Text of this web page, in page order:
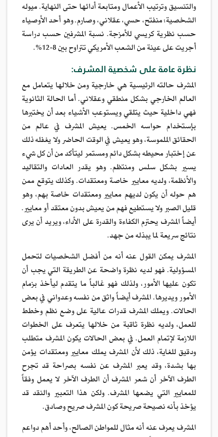
والتنسيق وترتيب الأعمال ومتابعة أدائها حتى النهاية. ميوله
الشخصية: منفتح، حسي، عقلاني، وصارم. وهو أحد الأوصياء
حسب نظرية كريسي للأمزجة. نسبة المشرفين حسب دراسة
أجريت على عينة من الشعب الأمريكي تتراوح بين 8-12%.
نظرة عامة على شخصية المشرف:
المشرف حالته الرئيسية هي خارجية ومن خلالها يتعامل مع
العالم الخارجي بشكل منطقي وعقلاني. أما الحالة الثانوية
فهي داخلية حيث يتلقي ويستوعب الأشياء بعد أن يختبرها
بإستخدام حواسه الخمس. يعيش المشرف في عالم من
الحقائق الملموسة، وهو يعيش في الوقت الحاضر ولا يغفله ذلك
عن إختبار محيطه بشكل دائم ومستمر ليتأكد من أن كل شيء
يسير بشكل سلس ومنتظم. وهو يقدر العادات والتقاليد
والأنظمة، ولديه معايير خاصة ومعتقدات. وكذلك يتوقع ممن
هم حوله أن يكون لديهم معايير ومعتقدات خاصة بهم، وهو
قليل الصبر ولا يستطيع فهم من يعيش بدون معتقد أو معايير.
أيضاً المشرف يحترم الكفاءة والقدرة على الأداء، ويريد أن يرى
نتائج سريعة لما يبذله من جهد.
المشرف يمكن القول عنه أنه من أفضل الشخصيات لتحمل
المسؤولية. فهو لديه نظرة واضحة عن الطريقة التي يجب أن
تكون عليها الأمور، ولذلك فهو غالباً ما يتقدم ليأخذ بزمام
الأمور ويديرها. المشرف أيضاً واثق من نفسه وعدواني في بعض
الحالات. ويملك المشرف قدرات عالية على وضع نظم وخطط
للعمل، ولديه نظرة ثاقبة من خلالها يتعرف على الخطوات
اللازمة لإتمام العمل. في بعض الحالات يكون المشرف متطلب
ودقيق للغاية، ذلك لأن المشرف يملك معايير ومعتقدات يؤمن
بها بشدة، وقد يعبر المشرف عن نفسه بصراحة قد تجرح
الطرف الآخر أن شعر المشرف أن الطرف الآخر لا يعمل وفقاً
للمعايير التي يضعها المشرف. ولكن هذا التعبير والنقد قد
يؤخذ بأنه نصيحة صريحة كون المشرف صريح وصادق.
المشرف يعرف عنه أنه مثال للمواطن الصالح، وأحد أهم دواعم